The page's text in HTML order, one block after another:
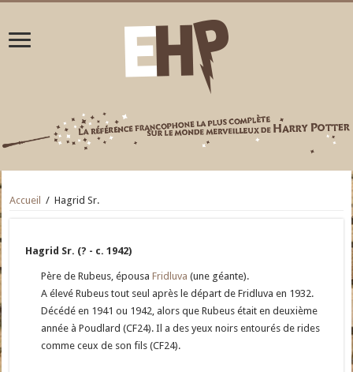
Accueil / Hagrid Sr.
Hagrid Sr. (? - c. 1942)
Père de Rubeus, épousaFridluva (une géante).
A élevé Rubeus tout seul après le départ de Fridluva en 1932.
Décédé en 1941 ou 1942, alors que Rubeus était en deuxième
année à Poudlard (CF24). Il a des yeux noirs entourés de rides
comme ceux de son fils (CF24).